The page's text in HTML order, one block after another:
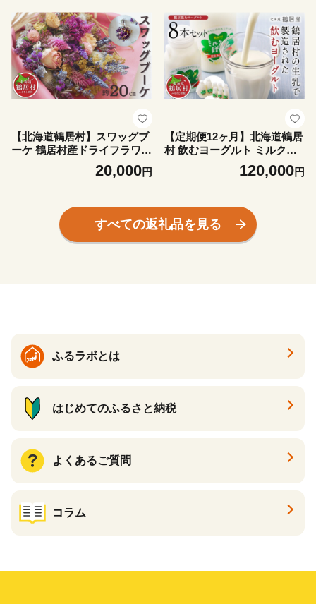
【北海道鶴居村】スワッグブ
ーケ 鶴居村産ドライフラワー
の花束 インテリア 贈り物 お
洒落 ドライフラワー 花 花束
20,000円
【定期便12ヶ月】北海道鶴居
村 飲むヨーグルト ミルクの
贈り物セット 8本セット 全12
回 乳製品 ヨーグルト 生乳 牛
居村 定期便 12ヶ月
120,000円
すべての返礼品を見る
ふるラボとは
はじめてのふるさと納税
よくあるご質問
コラム